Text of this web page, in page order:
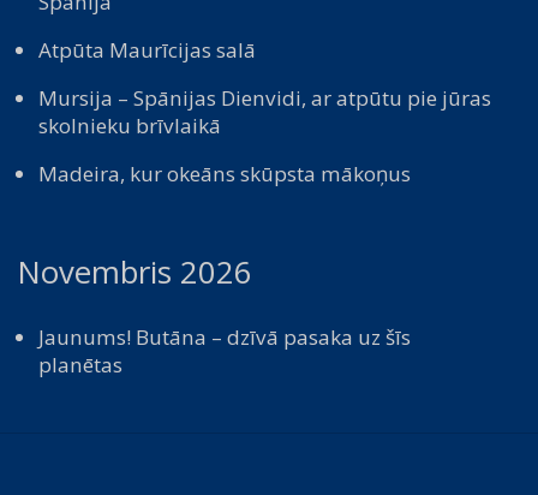
Atpūta Maurīcijas salā
Mursija – Spānijas Dienvidi, ar atpūtu pie jūras
skolnieku brīvlaikā
Madeira, kur okeāns skūpsta mākoņus
Novembris 2026
Jaunums! Butāna – dzīvā pasaka uz šīs
planētas